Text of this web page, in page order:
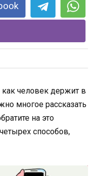
человек держит в
многое рассказать
на это
способов,